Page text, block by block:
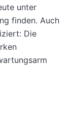
unter
finden. Auch
Die